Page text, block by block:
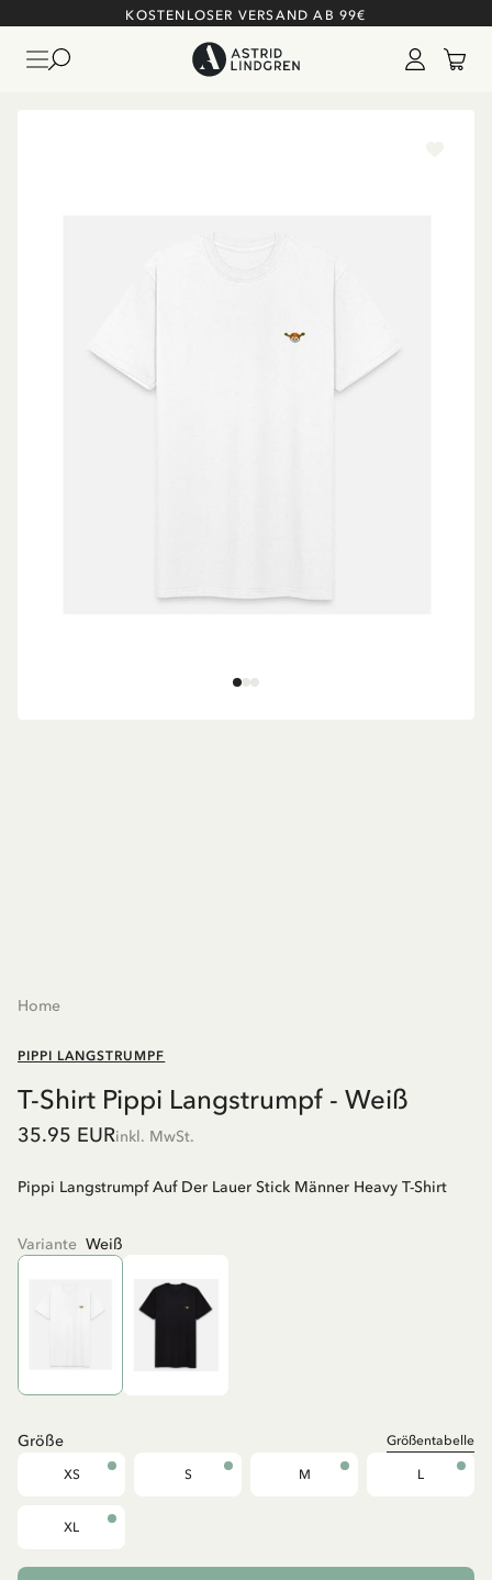
KOSTENLOSER VERSAND AB 99€
Home
PIPPI LANGSTRUMPF
T-Shirt Pippi Langstrumpf - Weiß
35.95 EURinkl. MwSt.
Pippi Langstrumpf Auf Der Lauer Stick Männer Heavy T-Shirt
Variante Weiß
Größe Größentabelle
XS S M L
XL